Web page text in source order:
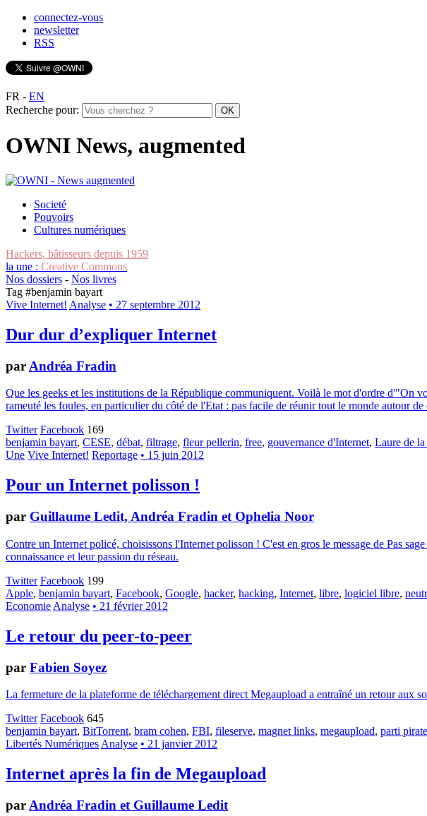
connectez-vous
newsletter
RSS
FR - EN
Recherche pour:
OWNI News, augmented
Societé
Pouvoirs
Cultures numériques
Hackers, bâtisseurs depuis 1959
la une : Creative Commons
Nos dossiers - Nos livres
Tag #benjamin bayart
Vive Internet! Analyse • 27 septembre 2012
Dur dur d’expliquer Internet
par Andréa Fradin
Que les geeks et les institutions de la République communiquent. Voilà le mot d'ordre d'"On
rameuté les foules, en particulier du côté de l'Etat : pas facile de réunir tout le monde autour de
Twitter Facebook 169
benjamin bayart, CESE, débat, filtrage, fleur pellerin, free, gouvernance d'Internet, Laure de
Une Vive Internet! Reportage • 15 juin 2012
Pour un Internet polisson !
par Guillaume Ledit, Andréa Fradin et Ophelia Noor
Contre un Internet policé, choisissons l'Internet polisson ! C'est en gros le message de Pas
connaissance et leur passion du réseau.
Twitter Facebook 199
Apple, benjamin bayart, Facebook, Google, hacker, hacking, Internet, libre, logiciel libre,
Economie Analyse • 21 février 2012
Le retour du peer-to-peer
par Fabien Soyez
La fermeture de la plateforme de téléchargement direct Megaupload a entraîné un retour aux
Twitter Facebook 645
benjamin bayart, BitTorrent, bram cohen, FBI, fileserve, magnet links, megaupload, parti pirate
Libertés NumériquesAnalyse • 21 janvier 2012
Internet après la fin de Megaupload
parAndréa Fradin et Guillaume Ledit